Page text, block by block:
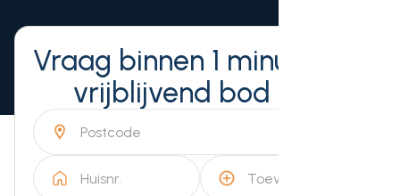
Vraag binnen 1 minuut een
vrijblijvend bod aan